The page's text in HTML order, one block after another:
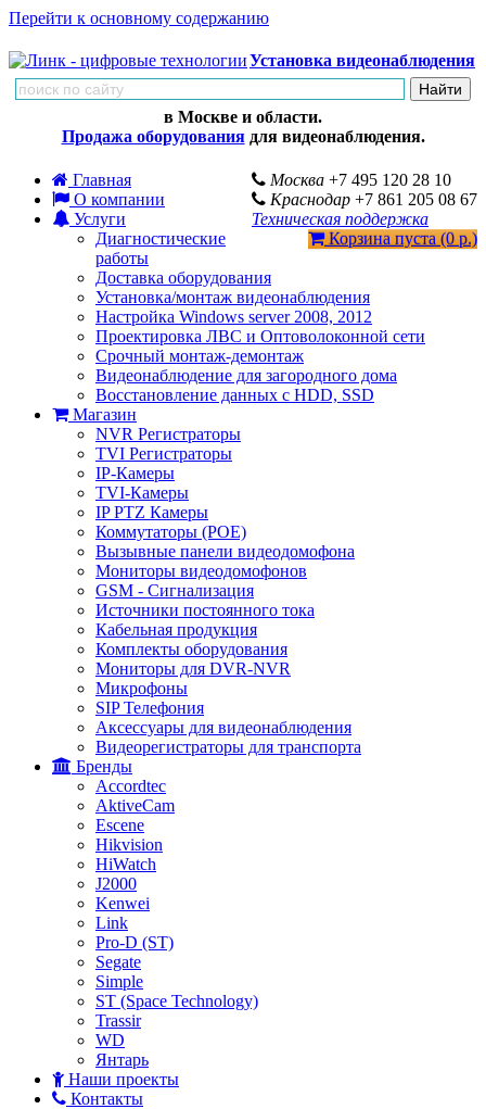
Перейти к основному содержанию
Установка видеонаблюдения
в Москве и области.
Продажа оборудованиядля видеонаблюдения.
Москва +7 495 120 28 10
Краснодар +7 861 205 08 67
Техническая поддержка
Корзина пуста (0 р.)
Главная
О компании
Услуги
Диагностические
работы
Доставка оборудования
Установка/монтаж видеонаблюдения
Настройка Windows server 2008, 2012
Проектировка ЛВС и Оптоволоконной сети
Срочный монтаж-демонтаж
Видеонаблюдение для загородного дома
Восстановление данных с HDD, SSD
Магазин
NVR Регистраторы
TVI Регистраторы
IP-Камеры
TVI-Камеры
IP PTZ Камеры
Коммутаторы (POE)
Вызывные панели видеодомофона
Мониторы видеодомофонов
GSM - Сигнализация
Источники постоянного тока
Кабельная продукция
Комплекты оборудования
Мониторы для DVR-NVR
Микрофоны
SIP Телефония
Аксессуары для видеонаблюдения
Видеорегистраторы для транспорта
Бренды
Accordtec
AktiveCam
Escene
Hikvision
HiWatch
J2000
Kenwei
Link
Pro-D (ST)
Segate
Simple
ST (Space Technology)
Trassir
WD
Янтарь
Наши проекты
Контакты